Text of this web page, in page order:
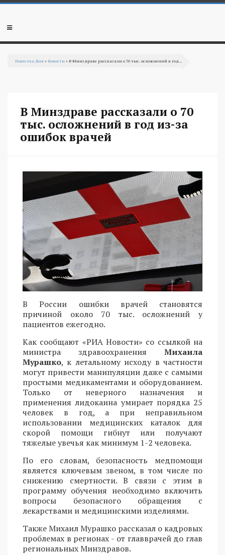
Перейти к основному содержанию
Мобильное
Повестка Дня »Новости » В Минздраве рассказали о 70 тыс. осложнений в год...
В Минздраве рассказали о 70
тыс. осложнений в год из-за
ошибок врачей
В России ошибки врачей становятся
причиной около 70 тыс. осложнений у
пациентов ежегодно.
Как сообщают «РИА Новости» со ссылкой на
министра здравоохранения Михаила
Мурашко, к летальному исходу в частности
могут привести манипуляции даже с самыми
простыми медикаментами и оборудованием.
Только от неверного назначения и
применения лидокаина умирает порядка 25
человек в год, а при неправильном
использовании медицинских каталок для
скорой помощи гибнут или получают
тяжелые увечья как минимум 1-2 человека.
По его словам, безопасность медпомощи
является ключевым звеном, в том числе по
снижению смертности. В связи с этим в
программу обучения необходимо включить
вопросы безопасного обращения с
лекарствами и медицинскими изделиями.
Также Михаил Мурашко рассказал о кадровых
проблемах в регионах - от главврачей до глав
региональных Минздравов.